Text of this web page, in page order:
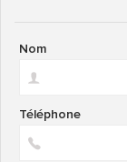
Nom
Téléphone